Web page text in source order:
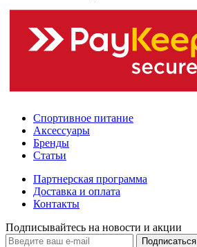
Спортивное питание
Аксессуары
Бренды
Статьи
Партнерская программа
Доставка и оплата
Контакты
Подписывайтесь на новости и акции
Подписаться